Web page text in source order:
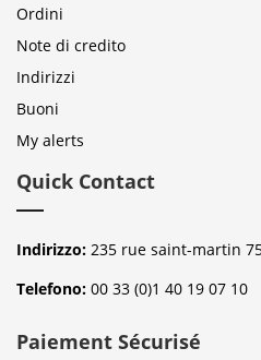
Ordini
Note di credito
Indirizzi
Buoni
My alerts
Quick Contact
Indirizzo: 235 rue saint-martin
Telefono: 00 33 (0)1 40 19 07 10
Paiement Sécurisé